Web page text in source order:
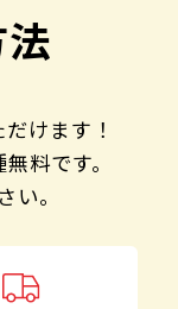
けます！
料です。
い。